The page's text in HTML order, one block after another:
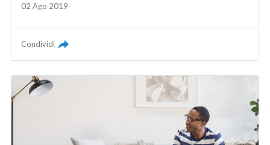
02 Ago 2019
Condividi